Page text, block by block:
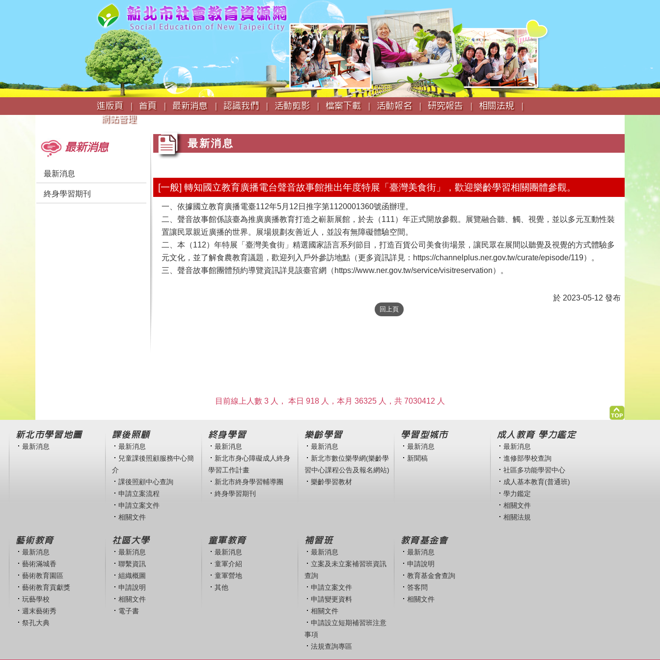
跳
到
主
要
內
容
:::
進版頁 |
首頁 | 最新消息 | 認識我們 | 活動剪影 | 檔案下載 | 活動報名 | 研究報告 |
相關法規 |
網站管理
最新消息
最新消息
終身學習期刊
最新消息
[一般] 轉知國立教育廣播電台聲音故事館推出年度特展「臺灣美食街」，歡迎樂齡學習相關團體參觀。
一、依據國立教育廣播電臺112年5月12日推字第1120001360號函辦理。
二、聲音故事館係該臺為推廣廣播教育打造之嶄新展館，於去（111）年正式開放參觀。展覽融合聽、觸、視覺，並以多元互動性裝
置讓民眾親近廣播的世界。展場規劃友善近人，並設有無障礙體驗空間。
二、本（112）年特展「臺灣美食街」精選國家語言系列節目，打造百貨公司美食街場景，讓民眾在展間以聽覺及視覺的方式體驗多
元文化，並了解食農教育議題，歡迎列入戶外參訪地點（更多資訊詳見：https://channelplus.ner.gov.tw/curate/episode/119）。
三、聲音故事館團體預約導覽資訊詳見該臺官網（https://www.ner.gov.tw/service/visitreservation）。
於 2023-05-12 發布
目前線上人數 3 人， 本日 918 人，本月 36325 人，共 7030412 人
新北市學習地圖
最新消息
課後照顧
最新消息
兒童課後照顧服務中心簡
介
課後照顧中心查詢
申請立案流程
申請立案文件
相關文件
終身學習
最新消息
新北市身心障礙成人終身
學習工作計畫
新北市終身學習輔導團
終身學習期刊
樂齡學習
最新消息
新北市數位樂學網(樂齡學
習中心課程公告及報名網站)
樂齡學習教材
學習型城市
最新消息
新聞稿
成人教育 學力鑑定
最新消息
進修部學校查詢
社區多功能學習中心
成人基本教育(普通班)
學力鑑定
相關文件
相關法規
藝術教育
最新消息
藝術滿城香
藝術教育園區
藝術教育貢獻獎
玩藝學校
週末藝術秀
祭孔大典
社區大學
最新消息
聯繫資訊
組織概圖
申請說明
相關文件
電子書
童軍教育
最新消息
童軍介紹
童軍營地
其他
補習班
最新消息
立案及未立案補習班資訊
查詢
申請立案文件
申請變更資料
相關文件
申請設立短期補習班注意
事項
法規查詢專區
教育基金會
最新消息
申請說明
教育基金會查詢
答客問
相關文件